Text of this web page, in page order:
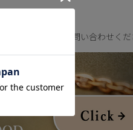
す。お気軽にお問い合わせくだ